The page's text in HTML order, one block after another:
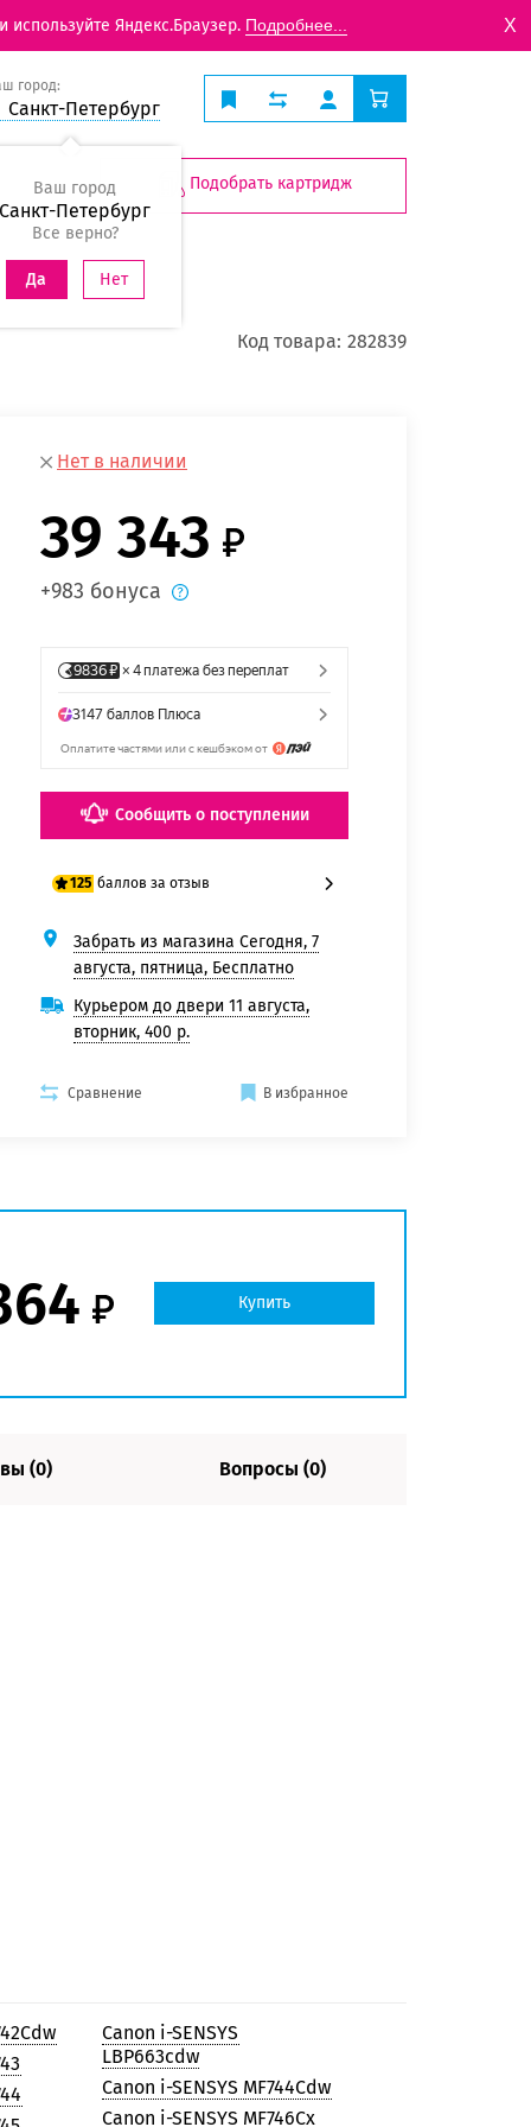
Яндекс.Браузер. Подробнее... X
город:
Санкт-Петербург
Ваш город
Санкт-Петербург
Все верно?
Да Нет
Подобрать картридж
Код товара: 282839
Нет в наличии
39 343
+983 бонуса
Сообщить о поступлении
125 баллов за отзыв
100 баллов
125 баллов
Забрать из магазина Сегодня, 7
августа, пятница, Бесплатно
Курьером до двери 11 августа,
вторник, 400 р.
Сравнение В избранное
Купить
(0) Вопросы (0)
Canon i-SENSYS
LBP663cdw
Canon i-SENSYS MF744Cdw
Canon i-SENSYS MF746Cx